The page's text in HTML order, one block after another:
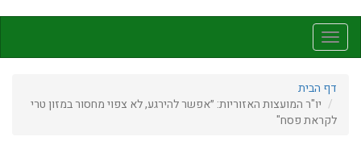
לתוכן
העיקריToggle
navigation
דף הבית
יו"ר המועצות האזוריות: ״אפשר להירגע, לא צפוי מחסור במזון טרי
לקראת פסח"